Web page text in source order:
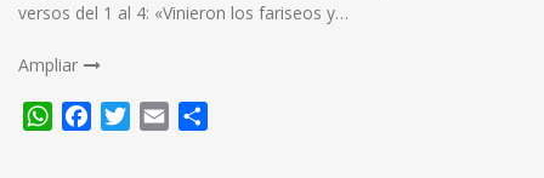
versos del 1 al 4: «Vinieron los fariseos y…
Ampliar
WhatsApp
FacebookTwitter
Email